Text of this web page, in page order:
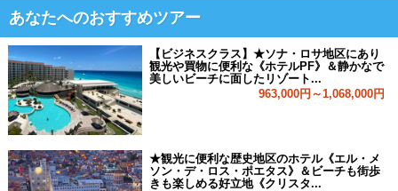
あなたへのおすすめツアー
【ビジネスクラス】★ソナ・ロサ地区にあり
観光や買物に便利な《ホテルPF》＆静かなで
美しいビーチに面したリゾート...
963,000円～1,068,000円
★観光に便利な歴史地区のホテル《エル・メ
ソン・デ・ロス・ポエタス》＆ビーチも街歩
きも楽しめる好立地《クリスタ...